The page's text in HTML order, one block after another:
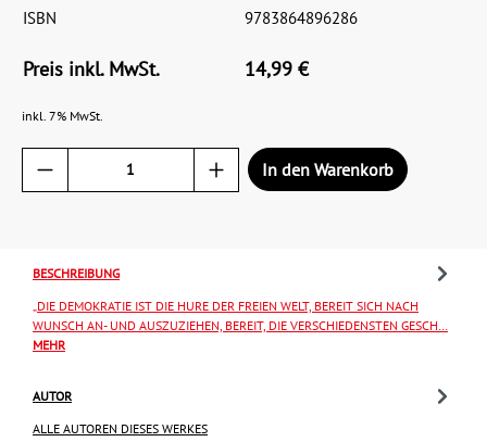
ISBN
9783864896286
Preis inkl. MwSt. 14,99 €
inkl. 7% MwSt.
In den Warenkorb
BESCHREIBUNG
„DIE DEMOKRATIE IST DIE HURE DER FREIEN WELT, BEREIT SICH NACH
WUNSCH AN- UND AUSZUZIEHEN, BEREIT, DIE VERSCHIEDENSTEN GESCH…
MEHR
AUTOR
ALLE AUTOREN DIESES WERKES